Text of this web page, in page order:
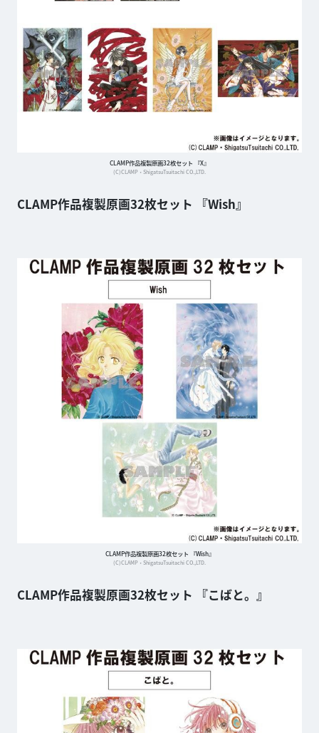
CLAMP作品複製原画32枚セット 『X』
(C)CLAMP・ShigatsuTsuitachi CO.,LTD.
CLAMP作品複製原画32枚セット 『Wish』
CLAMP作品複製原画32枚セット 『Wish』
(C)CLAMP・ShigatsuTsuitachi CO.,LTD.
CLAMP作品複製原画32枚セット 『こばと。』